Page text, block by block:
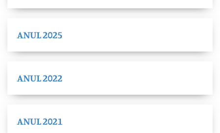
ANUL 2025
ANUL 2022
ANUL 2021